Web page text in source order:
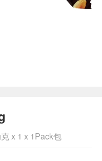
x 1 x 1Pack包